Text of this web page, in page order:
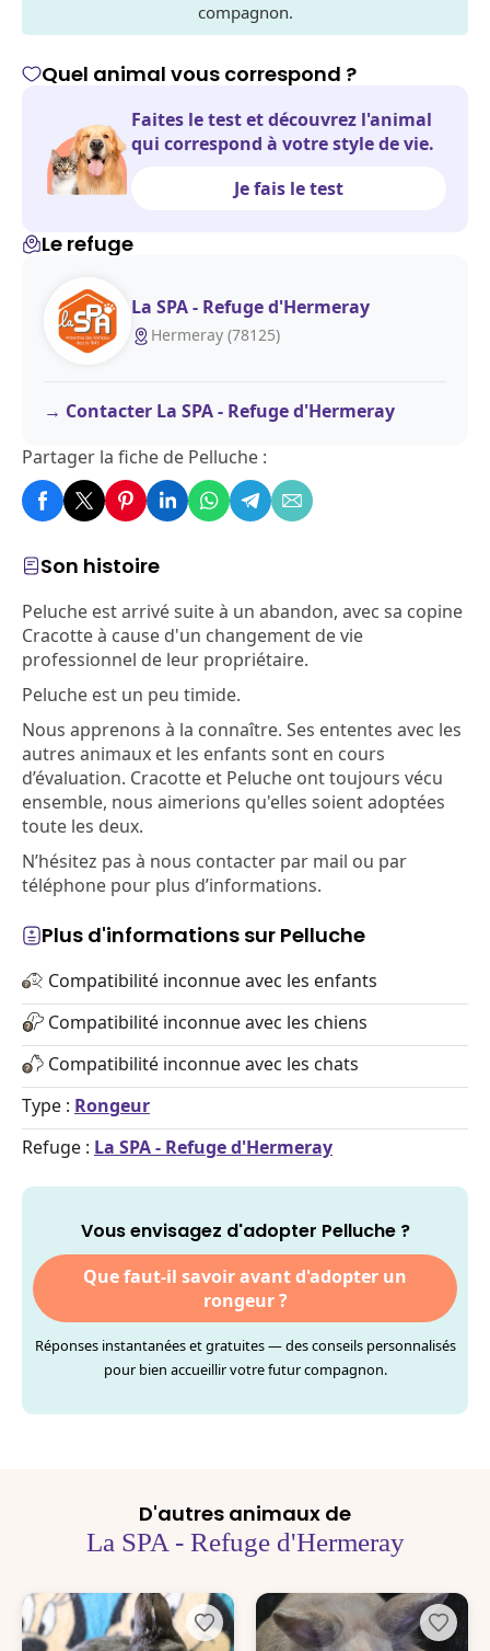
compagnon.
Son histoire
Peluche est arrivé suite à un abandon, avec sa copine
Cracotte à cause d'un changement de vie
professionnel de leur propriétaire.
Peluche est un peu timide.
Nous apprenons à la connaître. Ses ententes avec les
autres animaux et les enfants sont en cours
d’évaluation. Cracotte et Peluche ont toujours vécu
ensemble, nous aimerions qu'elles soient adoptées
toute les deux.
N’hésitez pas à nous contacter par mail ou par
téléphone pour plus d’informations.
Plus d'informations sur Pelluche
Compatibilité inconnue avec les enfants
Compatibilité inconnue avec les chiens
Compatibilité inconnue avec les chats
Type : Rongeur
Refuge : La SPA - Refuge d'Hermeray
Vous envisagez d'adopter Pelluche ?
Que faut-il savoir avant d'adopter un
rongeur ?
Réponses instantanées et gratuites — des conseils personnalisés
pour bien accueillir votre futur compagnon.
Quel animal vous correspond ?
Faites le test et découvrez l'animal
qui correspond à votre style de vie.
Je fais le test
Le refuge
La SPA - Refuge d'Hermeray
Hermeray (78125)
Contacter La SPA - Refuge d'Hermeray
Partager la fiche de Pelluche :
D'autres animaux de
La SPA - Refuge d'Hermeray